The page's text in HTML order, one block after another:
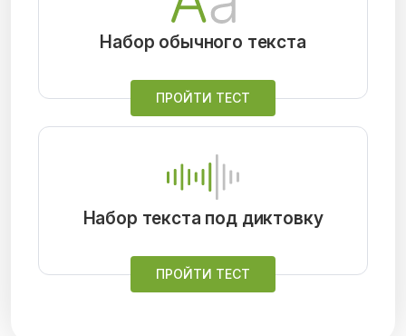
Набор обычного текста
ПРОЙТИ ТЕСТ
Набор текста под диктовку
ПРОЙТИ ТЕСТ